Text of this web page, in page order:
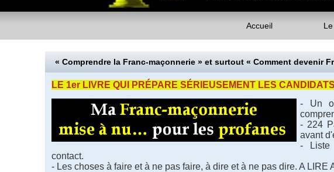
Accueil
« Comprendre la Franc-maçonnerie » et surtout « Comment devenir
LE 1er LIVRE QUI PRÉPARE SÉRIEUSEMENT LES
- Un
- 224
avant
- Liste
contact.
- Les choses à faire et à ne pas faire, à dire et à ne pas dire. A